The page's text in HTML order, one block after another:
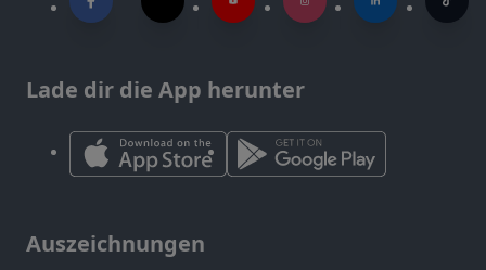
Lade dir die App herunter
Auszeichnungen